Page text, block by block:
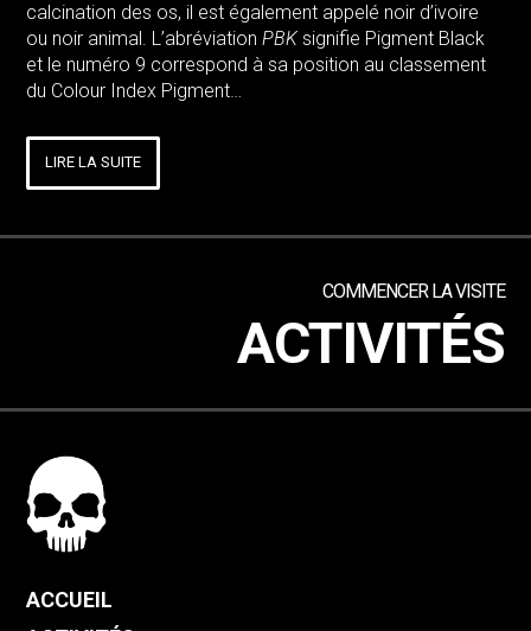
calcination des os, il est également appelé noir d’ivoire
ou noir animal. L’abréviationPBK signifie Pigment Black
et le numéro 9 correspond à sa position au classement
du Colour Index Pigment…
LIRE LA SUITE
COMMENCER LA VISITE
ACTIVITÉS
ACCUEIL